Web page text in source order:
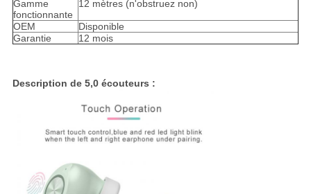
Gamme
fonctionnante
12 mètres (n'obstruez non)
OEM
Disponible
Garantie
12 mois
Description de 5,0 écouteurs :